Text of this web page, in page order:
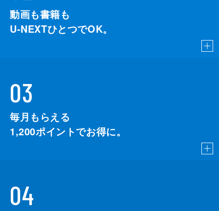
動画も書籍も
U-NEXTひとつでOK。
03
毎月もらえる
1,200ポイントでお得に。
04